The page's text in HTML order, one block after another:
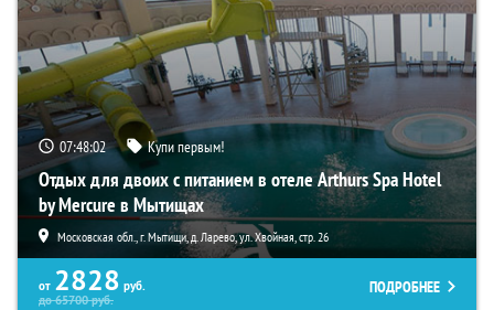
07:48:01 Купи первым!
Отдых для двоих с питанием в отеле Arthurs Spa Hotel
by Mercure в Мытищах
Московская обл., г. Мытищи, д. Ларево, ул. Хвойная, стр. 26
от 2828 руб.
до65700руб.
ПОДРОБНЕЕ